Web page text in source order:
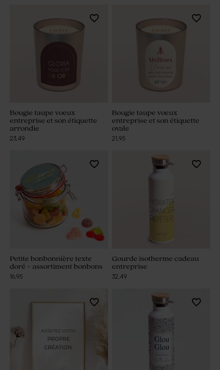
Bougie taupe voeux
entreprise et son étiquette
arrondie
23,49
Bougie taupe voeux
entreprise et son étiquette
ovale
21,95
Petite bonbonnière texte
doré + assortiment bonbons
16,95
Gourde isotherme cadeau
entreprise
32,49